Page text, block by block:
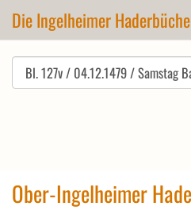
Die Ingelheimer
Ober-Ingelheimer